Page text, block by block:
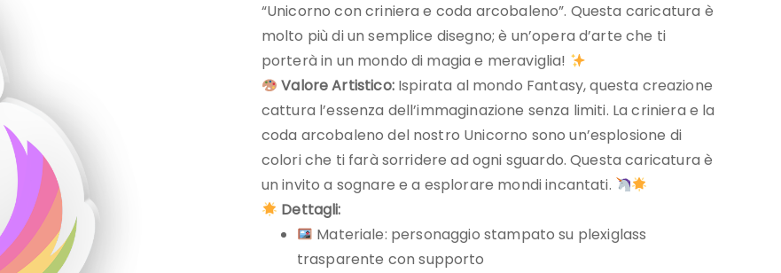
“Unicorno con criniera e coda arcobaleno”. Questa caricatura è
molto più di un semplice disegno; è un’opera d’arte che ti
porterà in un mondo di magia e meraviglia!
Valore Artistico:Ispirata al mondo Fantasy, questa creazione
cattura l’essenza dell’immaginazione senza limiti. La criniera e la
coda arcobaleno del nostro Unicorno sono un’esplosione di
colori che ti farà sorridere ad ogni sguardo. Questa caricatura è
un invito a sognare e a esplorare mondi incantati.
Dettagli:
Materiale: personaggio stampato su plexiglass
trasparente con supporto